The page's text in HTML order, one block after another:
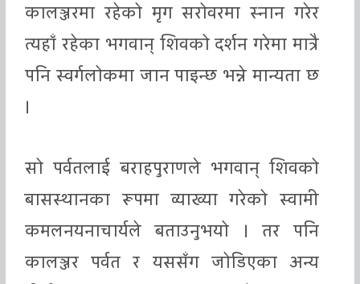
कालञ्जरमा रहेको मृग सरोवरमा स्नान गरेर
त्यहाँ रहेका भगवान् शिवको दर्शन गरेमा मात्रै
पनि स्वर्गलोकमा जान पाइन्छ भन्ने मान्यता छ
।
सो पर्वतलाई बराहपुराणले भगवान् शिवको
बासस्थानका रूपमा व्याख्या गरेको स्वामी
कमलनयनाचार्यले बताउनुभयो । तर पनि
कालञ्जर पर्वत र यससँग जोडिएका अन्य